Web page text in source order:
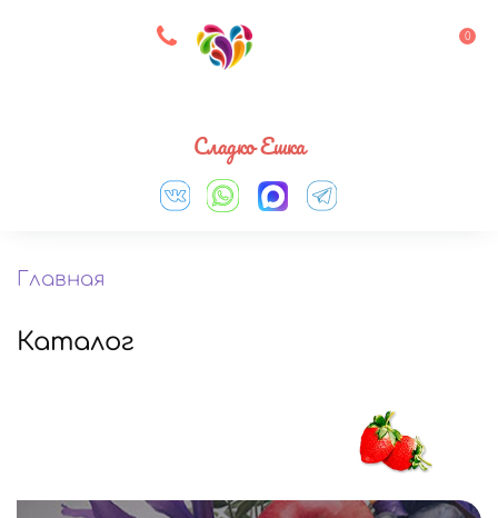
8 927 083 33 05 0
Сладко Ешка
Главная
Каталог